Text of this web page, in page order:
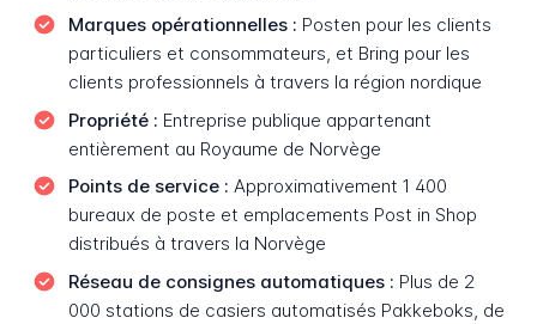
Marques opérationnelles : Posten pour les clients
particuliers et consommateurs, et Bring pour les
clients professionnels à travers la région nordique
Propriété : Entreprise publique appartenant
entièrement au Royaume de Norvège
Points de service : Approximativement 1 400
bureaux de poste et emplacements Post in Shop
distribués à travers la Norvège
Réseau de consignes automatiques : Plus de 2
000 stations de casiers automatisés Pakkeboks, de